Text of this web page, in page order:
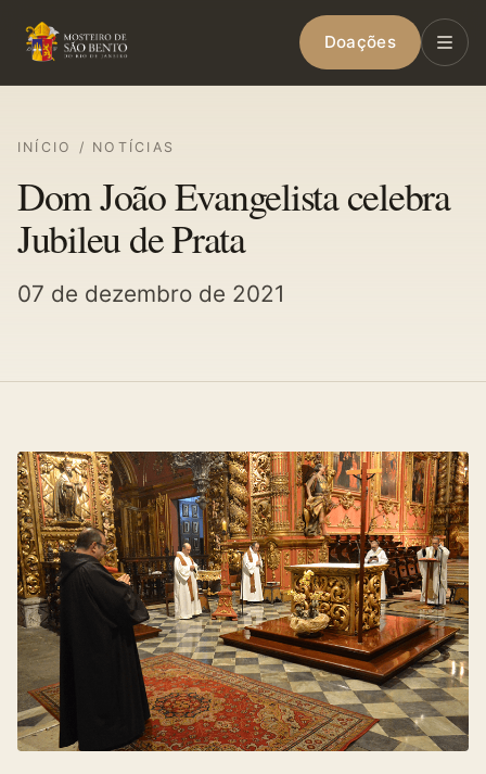
Doações
INÍCIO / NOTÍCIAS
Dom João Evangelista celebra
Jubileu de Prata
07 de dezembro de 2021